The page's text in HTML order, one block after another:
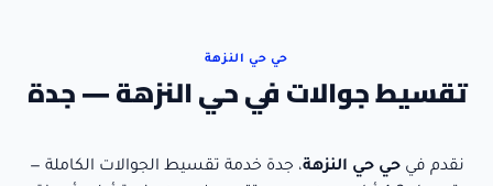
حي حي النزهة
تقسيط جوالات في حي النزهة — جدة
نقدم فيحيحي النزهة، جدة خدمة تقسيط الجوالات الكاملة —